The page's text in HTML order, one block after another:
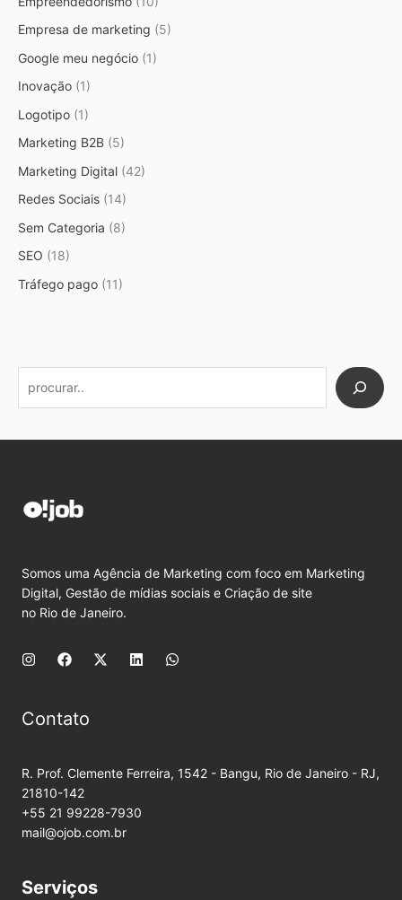
Empresa de marketing (5)
Google meu negócio (1)
Inovação (1)
Logotipo (1)
Marketing B2B (5)
Marketing Digital (42)
Redes Sociais (14)
Sem Categoria (8)
SEO (18)
Tráfego pago (11)
Somos uma Agência de Marketing com foco em Marketing
Digital, Gestão de mídias sociais e Criação de site
no Rio de Janeiro.
Contato
R. Prof. Clemente Ferreira, 1542 - Bangu, Rio de Janeiro - RJ,
21810-142
+55 21 99228-7930
mail@ojob.com.br
Serviços